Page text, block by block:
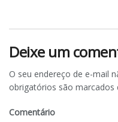
Deixe um
O seu endereço de e-mail
obrigatórios são marcados
Comentário